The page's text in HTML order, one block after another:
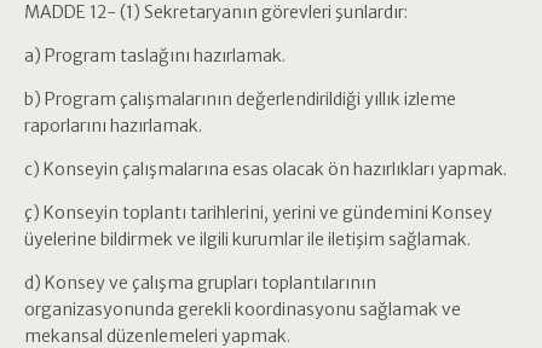
MADDE 12- (1) Sekretaryanın görevleri şunlardır:
a) Program taslağını hazırlamak.
b) Program çalışmalarının değerlendirildiği yıllık izleme
raporlarını hazırlamak.
c) Konseyin çalışmalarına esas olacak ön hazırlıkları yapmak.
ç) Konseyin toplantı tarihlerini, yerini ve gündemini Konsey
üyelerine bildirmek ve ilgili kurumlar ile iletişim sağlamak.
d) Konsey ve çalışma grupları toplantılarının
organizasyonunda gerekli koordinasyonu sağlamak ve
mekansal düzenlemeleri yapmak.